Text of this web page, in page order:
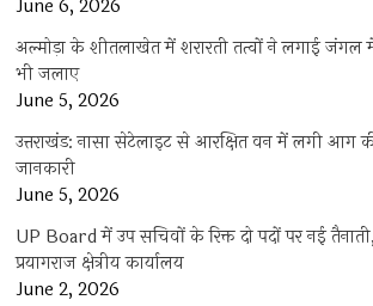
June 6, 2026
अल्मोड़ा के शीतलाखेत में शरारती तत्वों ने लगाई
भी जलाए
June 5, 2026
उत्तराखंड: नासा सेटेलाइट से आरक्षित वन में लगी आग
जानकारी
June 5, 2026
UP Board में उप सचिवों के रिक्त दो पदों पर नई
प्रयागराज क्षेत्रीय कार्यालय
June 2, 2026